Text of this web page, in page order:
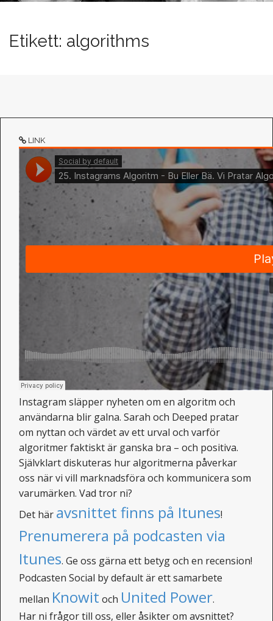
Etikett: algorithms
LINK
Instagram släpper nyheten om en algoritm och
användarna blir galna. Sarah och Deeped pratar
om nyttan och värdet av ett urval och varför
algoritmer faktiskt är ganska bra – och positiva.
Självklart diskuteras hur algoritmerna påverkar
oss när vi vill marknadsföra och kommunicera som
varumärken. Vad tror ni?
Det här avsnittet finns på Itunes!
Prenumerera på podcasten via
Itunes. Ge oss gärna ett betyg och en recension!
Podcasten Social by default är ett samarbete
mellan Knowit och United Power.
Har ni frågor till oss, eller åsikter om avsnittet?